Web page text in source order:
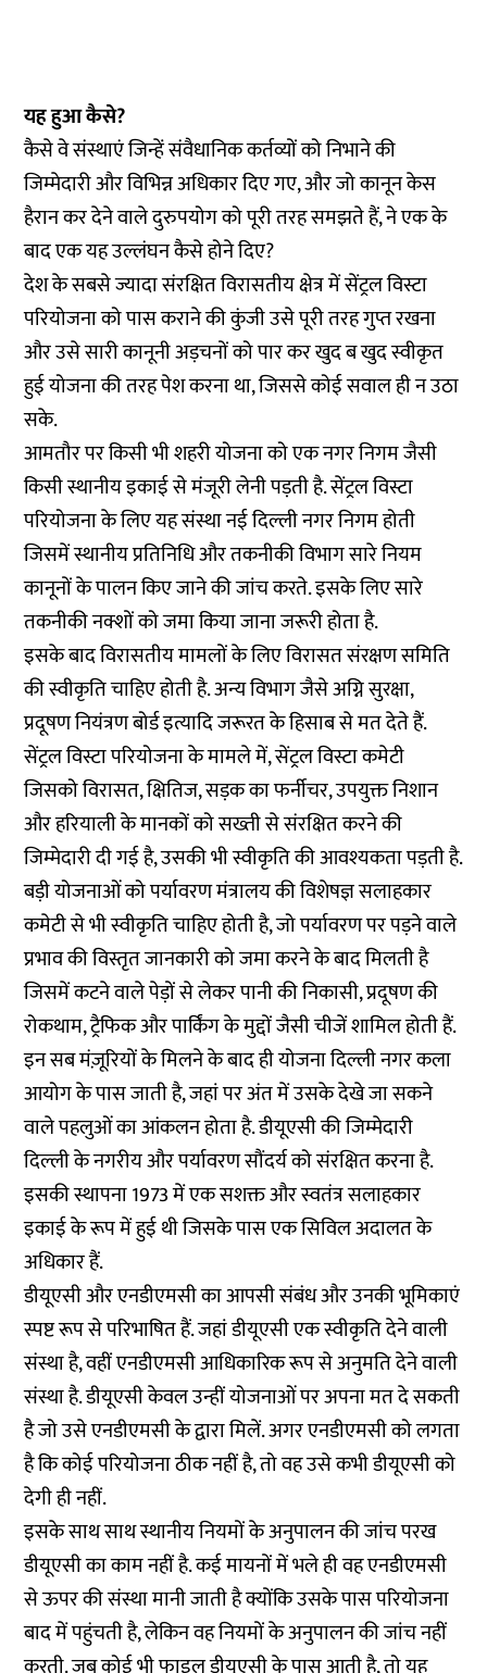
यह हुआ कैसे?
कैसे वे संस्थाएं जिन्हें संवैधानिक कर्तव्यों को निभाने की
जिम्मेदारी और विभिन्न अधिकार दिए गए, और जो कानून केस
हैरान कर देने वाले दुरुपयोग को पूरी तरह समझते हैं, ने एक के
बाद एक यह उल्लंघन कैसे होने दिए?
देश के सबसे ज्यादा संरक्षित विरासतीय क्षेत्र में सेंट्रल विस्टा
परियोजना को पास कराने की कुंजी उसे पूरी तरह गुप्त रखना
और उसे सारी कानूनी अड़चनों को पार कर खुद ब खुद स्वीकृत
हुई योजना की तरह पेश करना था, जिससे कोई सवाल ही न उठा
सके.
आमतौर पर किसी भी शहरी योजना को एक नगर निगम जैसी
किसी स्थानीय इकाई से मंजूरी लेनी पड़ती है. सेंट्रल विस्टा
परियोजना के लिए यह संस्था नई दिल्ली नगर निगम होती
जिसमें स्थानीय प्रतिनिधि और तकनीकी विभाग सारे नियम
कानूनों के पालन किए जाने की जांच करते. इसके लिए सारे
तकनीकी नक्शों को जमा किया जाना जरूरी होता है.
इसके बाद विरासतीय मामलों के लिए विरासत संरक्षण समिति
की स्वीकृति चाहिए होती है. अन्य विभाग जैसे अग्नि सुरक्षा,
प्रदूषण नियंत्रण बोर्ड इत्यादि जरूरत के हिसाब से मत देते हैं.
सेंट्रल विस्टा परियोजना के मामले में, सेंट्रल विस्टा कमेटी
जिसको विरासत, क्षितिज, सड़क का फर्नीचर, उपयुक्त निशान
और हरियाली के मानकों को सख्ती से संरक्षित करने की
जिम्मेदारी दी गई है, उसकी भी स्वीकृति की आवश्यकता पड़ती है.
बड़ी योजनाओं को पर्यावरण मंत्रालय की विशेषज्ञ सलाहकार
कमेटी से भी स्वीकृति चाहिए होती है, जो पर्यावरण पर पड़ने वाले
प्रभाव की विस्तृत जानकारी को जमा करने के बाद मिलती है
जिसमें कटने वाले पेड़ों से लेकर पानी की निकासी, प्रदूषण की
रोकथाम, ट्रैफिक और पार्किंग के मुद्दों जैसी चीजें शामिल होती हैं.
इन सब मंज़ूरियों के मिलने के बाद ही योजना दिल्ली नगर कला
आयोग के पास जाती है, जहां पर अंत में उसके देखे जा सकने
वाले पहलुओं का आंकलन होता है. डीयूएसी की जिम्मेदारी
दिल्ली के नगरीय और पर्यावरण सौंदर्य को संरक्षित करना है.
इसकी स्थापना 1973 में एक सशक्त और स्वतंत्र सलाहकार
इकाई के रूप में हुई थी जिसके पास एक सिविल अदालत के
अधिकार हैं.
डीयूएसी और एनडीएमसी का आपसी संबंध और उनकी भूमिकाएं
स्पष्ट रूप से परिभाषित हैं. जहां डीयूएसी एक स्वीकृति देने वाली
संस्था है, वहीं एनडीएमसी आधिकारिक रूप से अनुमति देने वाली
संस्था है. डीयूएसी केवल उन्हीं योजनाओं पर अपना मत दे सकती
है जो उसे एनडीएमसी के द्वारा मिलें. अगर एनडीएमसी को लगता
है कि कोई परियोजना ठीक नहीं है, तो वह उसे कभी डीयूएसी को
देगी ही नहीं.
इसके साथ साथ स्थानीय नियमों के अनुपालन की जांच परख
डीयूएसी का काम नहीं है. कई मायनों में भले ही वह एनडीएमसी
से ऊपर की संस्था मानी जाती है क्योंकि उसके पास परियोजना
बाद में पहुंचती है, लेकिन वह नियमों के अनुपालन की जांच नहीं